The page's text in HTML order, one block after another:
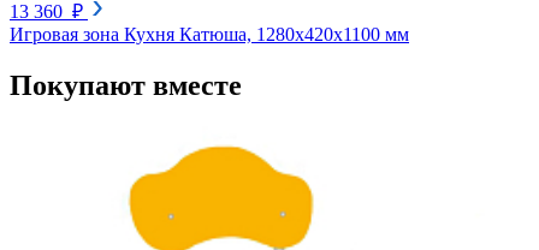
13 360 ₽
Игровая зона Кухня Катюша, 1280х420х1100 мм
Покупают вместе